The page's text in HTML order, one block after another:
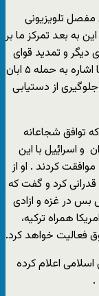
مفصل تلویزیونی
به بعد تمرکز ما بر
دیگر و تمدید قوای
نظامی و غلبه بر موانع تسلیحاتی خواهد بود. او با اشاره به حمله ۵ ابان
از دستیابی
توافق شجاعانه
و اسرایٔیل با این
کردند . او از
کرد و گفت که
بس در غزه و ازادی
همراه ترکیه،
فعالیت خواهد کرد.
اعلام کرده
.